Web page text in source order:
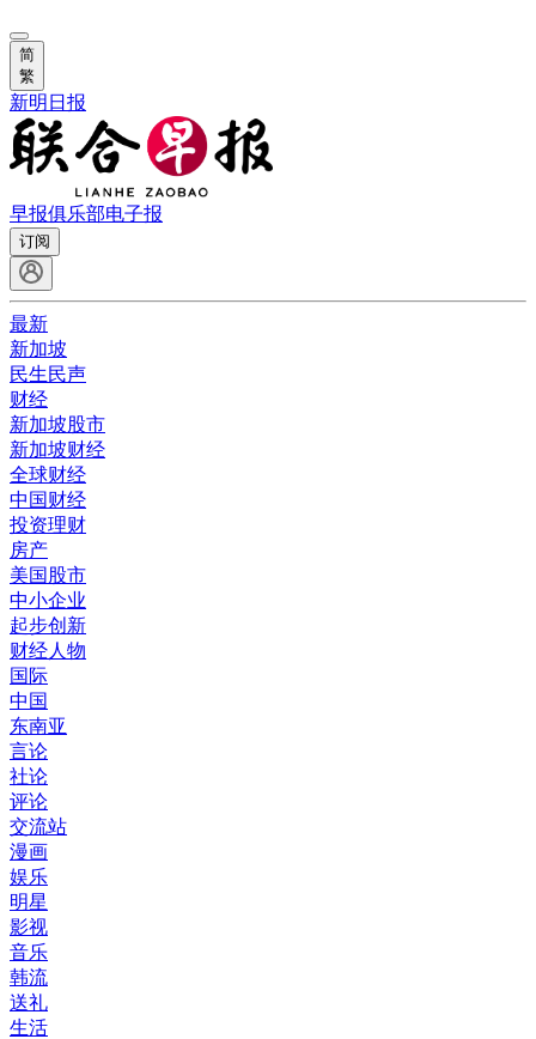
简
繁
新明日报
早报俱乐部电子报
订阅
最新
新加坡
民生民声
财经
新加坡股市
新加坡财经
全球财经
中国财经
投资理财
房产
美国股市
中小企业
起步创新
财经人物
国际
中国
东南亚
言论
社论
评论
交流站
漫画
娱乐
明星
影视
音乐
韩流
送礼
生活